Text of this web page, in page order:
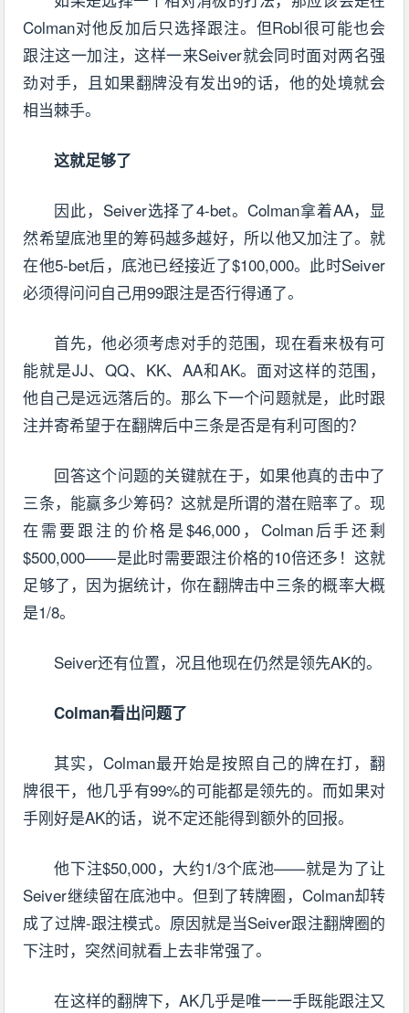
Colman对他反加后只选择跟注。但Robl很可能也会
跟注这一加注，这样一来Seiver就会同时面对两名强
劲对手，且如果翻牌没有发出9的话，他的处境就会
相当棘手。
这就足够了
因此，Seiver选择了4-bet。Colman拿着AA，显
然希望底池里的筹码越多越好，所以他又加注了。就
在他5-bet后，底池已经接近了$100,000。此时Seiver
必须得问问自己用99跟注是否行得通了。
首先，他必须考虑对手的范围，现在看来极有可
能就是JJ、QQ、KK、AA和AK。面对这样的范围，
他自己是远远落后的。那么下一个问题就是，此时跟
注并寄希望于在翻牌后中三条是否是有利可图的？
回答这个问题的关键就在于，如果他真的击中了
三条，能赢多少筹码？这就是所谓的潜在赔率了。现
在需要跟注的价格是$46,000，Colman后手还剩
$500,000——是此时需要跟注价格的10倍还多！这就
足够了，因为据统计，你在翻牌击中三条的概率大概
是1/8。
Seiver还有位置，况且他现在仍然是领先AK的。
Colman看出问题了
其实，Colman最开始是按照自己的牌在打，翻
牌很干，他几乎有99%的可能都是领先的。而如果对
手刚好是AK的话，说不定还能得到额外的回报。
他下注$50,000，大约1/3个底池——就是为了让
Seiver继续留在底池中。但到了转牌圈，Colman却转
成了过牌-跟注模式。原因就是当Seiver跟注翻牌圈的
下注时，突然间就看上去非常强了。
在这样的翻牌下，AK几乎是唯一一手既能跟注又